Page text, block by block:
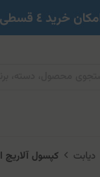
دیابت کپسول آلاریچ